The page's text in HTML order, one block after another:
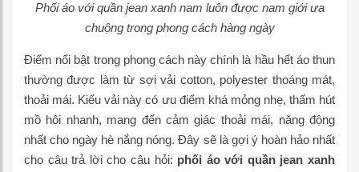
Phối áo với quần jean xanh nam luôn được nam giới ưa
chuộng trong phong cách hàng ngày
Điểm nổi bật trong phong cách này chính là hầu hết áo thun
thường được làm từ sợi vải cotton, polyester thoáng mát,
thoải mái. Kiểu vải này có ưu điểm khá mỏng nhẹ, thấm hút
mồ hôi nhanh, mang đến cảm giác thoải mái, năng động
nhất cho ngày hè nắng nóng. Đây sẽ là gợi ý hoàn hảo nhất
cho câu trả lời cho câu hỏi: phối áo với quần jean xanh